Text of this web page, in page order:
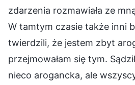
zdarzenia rozmawiała ze
W tamtym czasie także inni
twierdzili, że jestem zbyt
przejmowałam się tym.
nieco arogancka, ale